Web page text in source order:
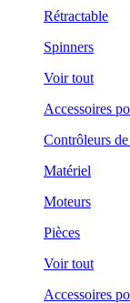
Rétractable
Spinners
Voir tout
Accessoires
Contrôleurs
Matériel
Moteurs
Pièces
Voir tout
Accessoires